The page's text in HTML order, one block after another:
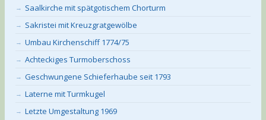
Saalkirche mit spätgotischem Chorturm
Sakristei mit Kreuzgratgewölbe
Umbau Kirchenschiff 1774/75
Achteckiges Turmoberschoss
Geschwungene Schieferhaube seit 1793
Laterne mit Turmkugel
Letzte Umgestaltung 1969